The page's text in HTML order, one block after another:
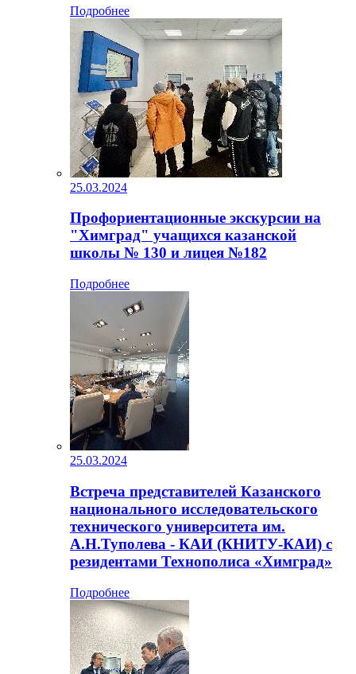
Подробнее
25.03.2024
Профориентационные экскурсии на
"Химград" учащихся казанской
школы № 130 и лицея №182
Подробнее
25.03.2024
Встреча представителей Казанского
национального исследовательского
технического университета им.
А.Н.Туполева - КАИ (КНИТУ-КАИ) с
резидентами Технополиса «Химград»
Подробнее